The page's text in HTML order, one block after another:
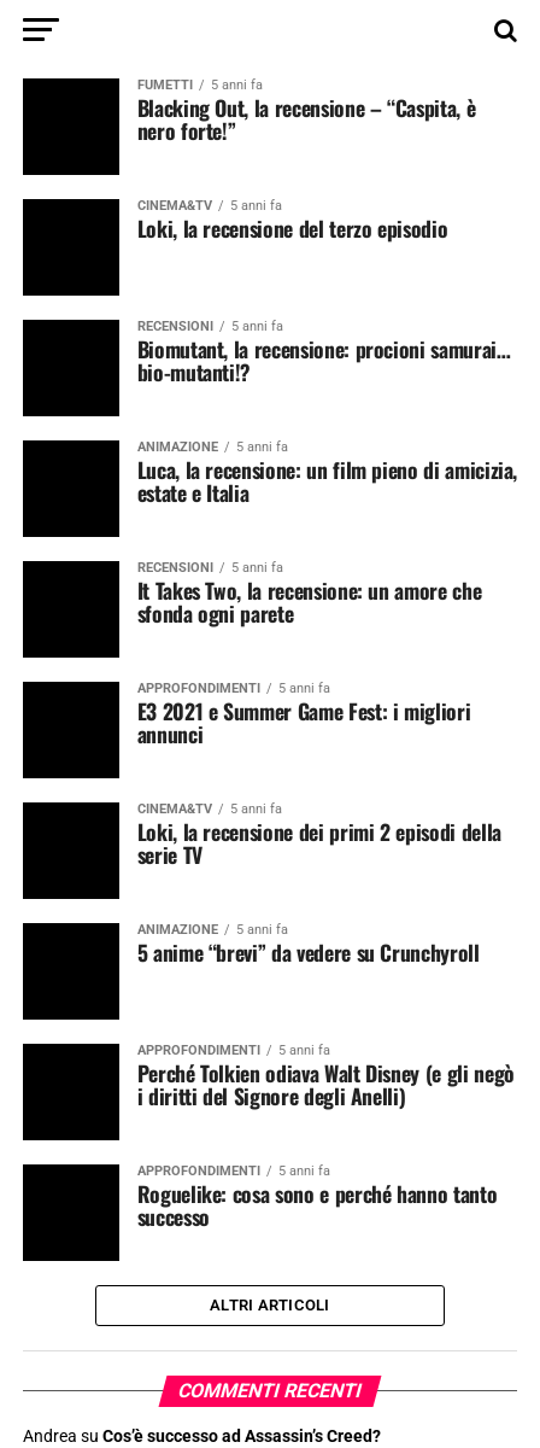
FUMETTI 5 anni fa
Blacking Out, la recensione – “Caspita, è
nero forte!”
CINEMA&TV 5 anni fa
Loki, la recensione del terzo episodio
RECENSIONI 5 anni fa
Biomutant, la recensione: procioni samurai…
bio-mutanti!?
ANIMAZIONE 5 anni fa
Luca, la recensione: un film pieno di amicizia,
estate e Italia
RECENSIONI 5 anni fa
It Takes Two, la recensione: un amore che
sfonda ogni parete
APPROFONDIMENTI 5 anni fa
E3 2021 e Summer Game Fest: i migliori
annunci
CINEMA&TV 5 anni fa
Loki, la recensione dei primi 2 episodi della
serie TV
ANIMAZIONE 5 anni fa
5 anime “brevi” da vedere su Crunchyroll
APPROFONDIMENTI 5 anni fa
Perché Tolkien odiava Walt Disney (e gli negò
i diritti del Signore degli Anelli)
APPROFONDIMENTI 5 anni fa
Roguelike: cosa sono e perché hanno tanto
successo
ALTRI ARTICOLI
COMMENTI RECENTI
Andrea su Cos’è successo ad Assassin’s Creed?